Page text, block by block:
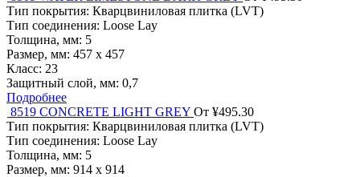
Тип покрытия: Кварцвиниловая плитка (LVT)
Тип соединения: Loose Lay
Толщина, мм: 5
Размер, мм: 457 х 457
Класс: 23
Защитный слой, мм: 0,7
Подробнее
8519 CONCRETE LIGHT GREY От ¥495.30
Тип покрытия: Кварцвиниловая плитка (LVT)
Тип соединения: Loose Lay
Толщина, мм: 5
Размер, мм: 914 х 914